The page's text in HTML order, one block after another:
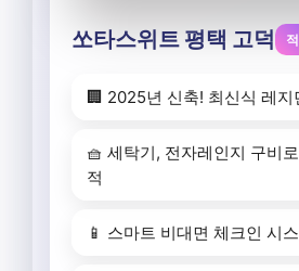
쏘타스위트 평택 고덕
🏢 2025년 신축! 최신식 레지
🧺 세탁기, 전자레인지 구비
적
📱 스마트 비대면 체크인 시